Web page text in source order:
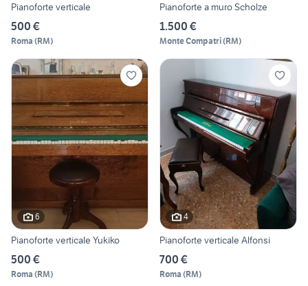
Pianoforte verticale
500 €
Roma (RM)
Pianoforte a muro Scholze
1.500 €
Monte Compatri(RM)
6
Pianoforte verticale Yukiko
500 €
Roma (RM)
4
Pianoforte verticale Alfonsi
700 €
Roma (RM)